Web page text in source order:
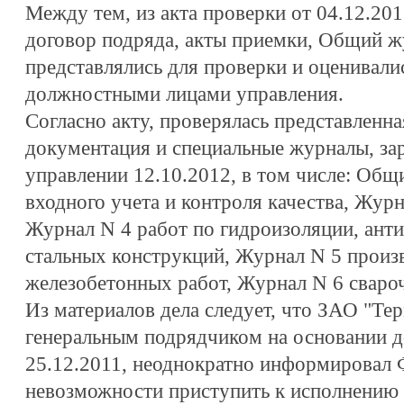
Между тем, из акта проверки от
договор подряда, акты приемки, Общий
представлялись для проверки и
должностными лицами управления.
Согласно акту, проверялась
документация и специальные журналы,
управлении 12.10.2012, в том числе:
входного учета и контроля качества,
Журнал N 4 работ по гидроизоляции,
стальных конструкций, Журнал N 5
железобетонных работ, Журнал N 6
Из материалов дела следует, что ЗАО
генеральным подрядчиком на основании
25.12.2011, неоднократно
невозможности приступить к